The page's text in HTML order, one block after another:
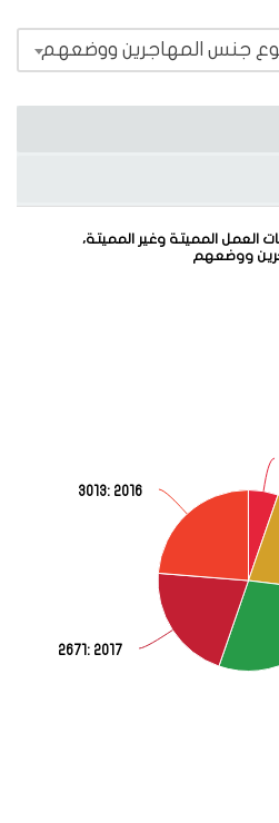
المميتة، بحسب نوع جنس المهاجرين ووضعهم
2671 : 2017
3013: 2016
العمل المميتة وغير المميتة،
ووضعهم